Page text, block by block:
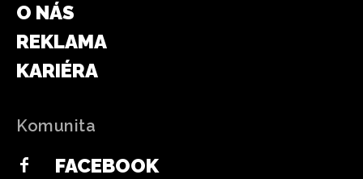
O NÁS
REKLAMA
KARIÉRA
Komunita
FACEBOOK